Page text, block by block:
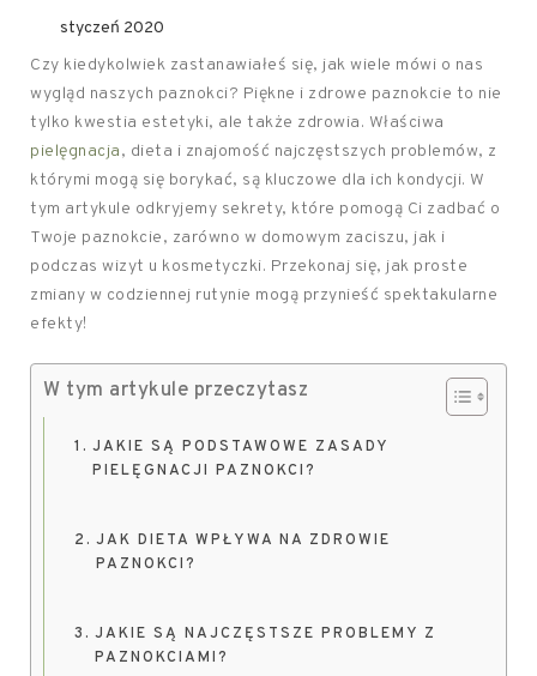
styczeń 2020
Czy kiedykolwiek zastanawiałeś się, jak wiele mówi o nas
wygląd naszych paznokci? Piękne i zdrowe paznokcie to nie
tylko kwestia estetyki, ale także zdrowia. Właściwa
pielęgnacja, dieta i znajomość najczęstszych problemów, z
którymi mogą się borykać, są kluczowe dla ich kondycji. W
tym artykule odkryjemy sekrety, które pomogą Ci zadbać o
Twoje paznokcie, zarówno w domowym zaciszu, jak i
podczas wizyt u kosmetyczki. Przekonaj się, jak proste
zmiany w codziennej rutynie mogą przynieść spektakularne
efekty!
W tym artykule przeczytasz
JAKIE SĄ PODSTAWOWE ZASADY
PIELĘGNACJI PAZNOKCI?
JAK DIETA WPŁYWA NA ZDROWIE
PAZNOKCI?
JAKIE SĄ NAJCZĘSTSZE PROBLEMY Z
PAZNOKCIAMI?